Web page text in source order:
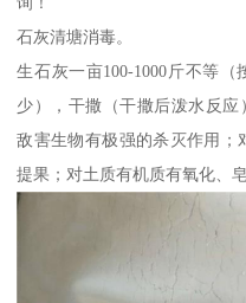
石灰清塘消毒。
生石灰一亩100-1000斤不等
少），干撒（干撒后泼水反
敌害生物有极强的杀灭作用；
提果；对土质有机质有氧化、